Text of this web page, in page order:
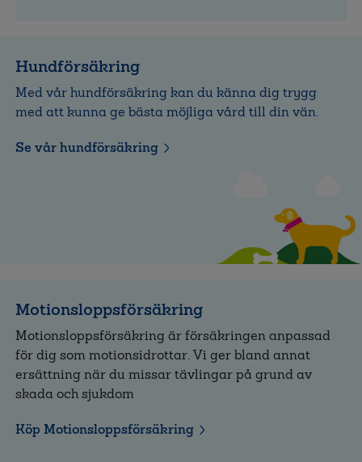
Hundförsäkring
Med vår hundförsäkring kan du känna dig trygg
med att kunna ge bästa möjliga vård till din vän.
Se vår hundförsäkring
Motionsloppsförsäkring
Motionsloppsförsäkring är försäkringen anpassad
för dig som motionsidrottar. Vi ger bland annat
ersättning när du missar tävlingar på grund av
skada och sjukdom
Köp Motionsloppsförsäkring